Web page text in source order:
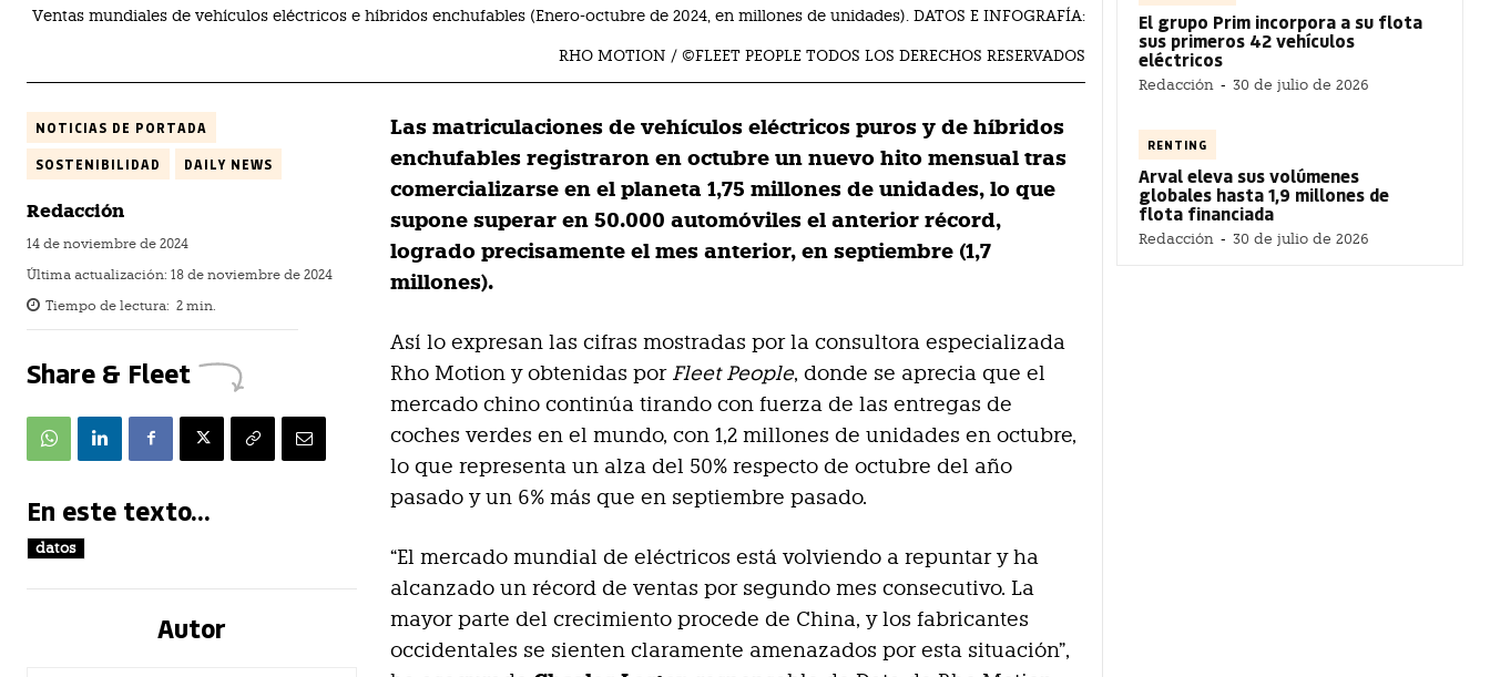
Ventas mundiales de vehículos eléctricos e híbridos enchufables (Enero-octubre de 2024, en millones de unidades). DATOS E INFOGRAFÍA:
RHO MOTION / ©FLEET PEOPLE TODOS LOS DERECHOS RESERVADOS
NOTICIAS DE PORTADA
SOSTENIBILIDAD DAILY NEWS
Redacción
14 de noviembre de 2024
Última actualización: 18 de noviembre de 2024
Tiempo de lectura: 2 min.
Share & Fleet
En este texto...
datos
Autor
Las matriculaciones de vehículos eléctricos puros y de híbridos
enchufables registraron en octubre un nuevo hito mensual tras
comercializarse en el planeta 1,75 millones de unidades, lo que
supone superar en 50.000 automóviles el anterior récord,
logrado precisamente el mes anterior, en septiembre (1,7
millones).
Así lo expresan las cifras mostradas por la consultora especializada
Rho Motion y obtenidas por Fleet People, donde se aprecia que el
mercado chino continúa tirando con fuerza de las entregas de
coches verdes en el mundo, con 1,2 millones de unidades en octubre,
lo que representa un alza del 50% respecto de octubre del año
pasado y un 6% más que en septiembre pasado.
“El mercado mundial de eléctricos está volviendo a repuntar y ha
alcanzado un récord de ventas por segundo mes consecutivo. La
mayor parte del crecimiento procede de China, y los fabricantes
occidentales se sienten claramente amenazados por esta situación”,
El grupo Prim incorpora a su flota
sus primeros 42 vehículos
eléctricos
Redacción - 30 de julio de 2026
RENTING
Arval eleva sus volúmenes
globales hasta 1,9 millones de
flota financiada
Redacción - 30 de julio de 2026